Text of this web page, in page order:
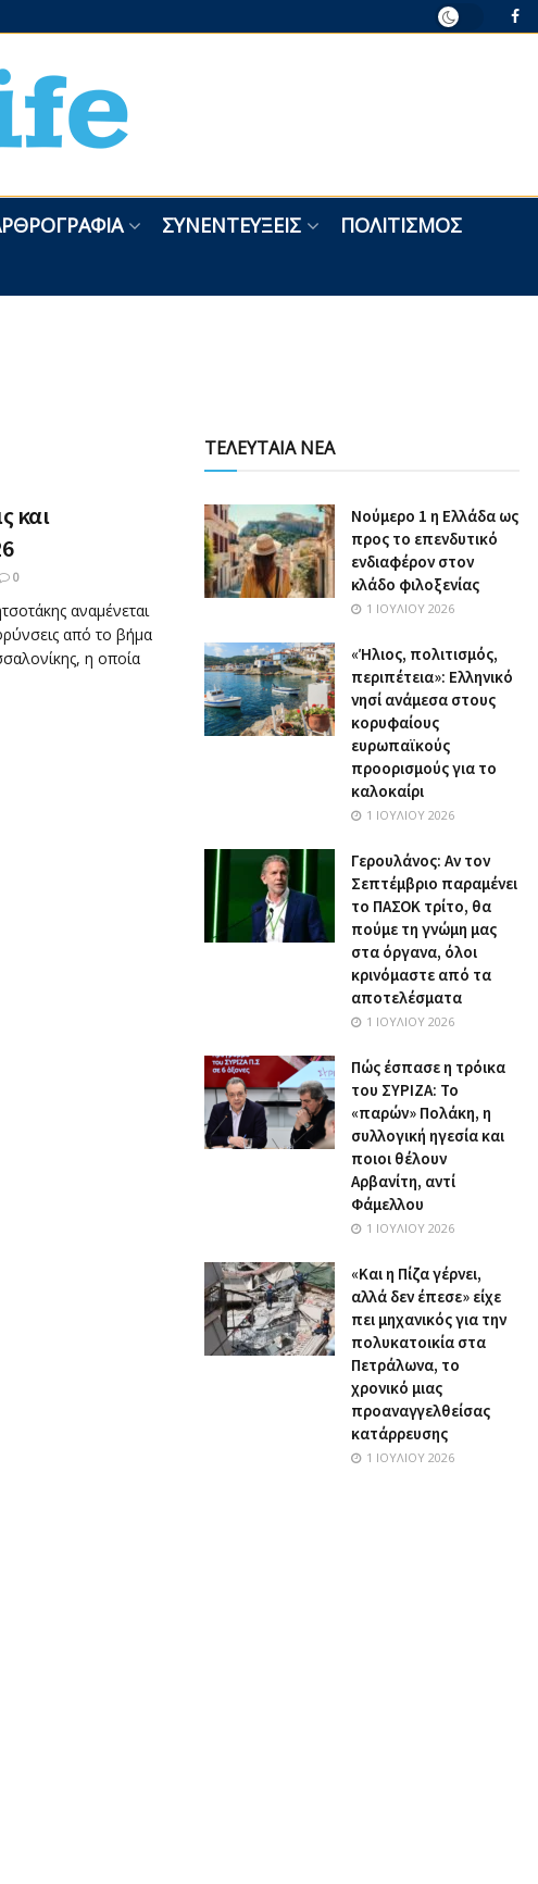
ΣΥΝΕΝΤΕΎΞΕΙΣ
ΠΟΛΙΤΙΣΜΌΣ
και
0
αναμένεται
από το βήμα
η οποία
ΤΕΛΕΥΤΑΙΑ ΝΕΑ
Nούμερο 1 η Ελλάδα ως
προς το επενδυτικό
ενδιαφέρον στον
κλάδο φιλοξενίας
1 ΙΟΥΛΊΟΥ 2026
«Ήλιος, πολιτισμός,
περιπέτεια»: Ελληνικό
νησί ανάμεσα στους
κορυφαίους
ευρωπαϊκούς
προορισμούς για το
καλοκαίρι
1 ΙΟΥΛΊΟΥ 2026
Γερουλάνος: Αν τον
Σεπτέμβριο παραμένει
το ΠΑΣΟΚ τρίτο, θα
πούμε τη γνώμη μας
στα όργανα, όλοι
κρινόμαστε από τα
αποτελέσματα
1 ΙΟΥΛΊΟΥ 2026
Πώς έσπασε η τρόικα
του ΣΥΡΙΖΑ: Το
«παρών» Πολάκη, η
συλλογική ηγεσία και
ποιοι θέλουν
Αρβανίτη, αντί
Φάμελλου
1 ΙΟΥΛΊΟΥ 2026
«Και η Πίζα γέρνει,
αλλά δεν έπεσε» είχε
πει μηχανικός για την
πολυκατοικία στα
Πετράλωνα, το
χρονικό μιας
προαναγγελθείσας
κατάρρευσης
1 ΙΟΥΛΊΟΥ 2026